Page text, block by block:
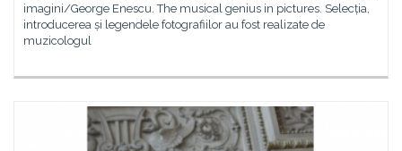
imagini/George Enescu. The musical genius in pictures. Selecția,
introducerea și legendele fotografiilor au fost realizate de
muzicologul